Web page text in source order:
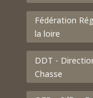
Fédération
la loire
DDT -
Chasse